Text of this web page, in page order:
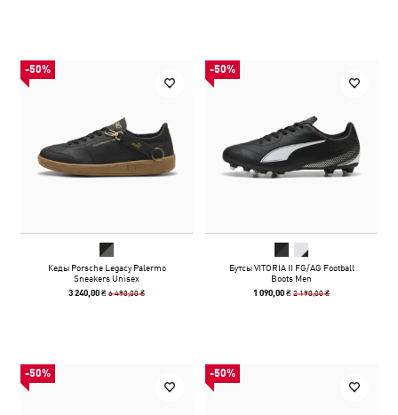
-50%
Кеды Porsche Legacy Palermo
Sneakers Unisex
3 240,00 ₴6 490,00 ₴
-50%
Бутсы VITORIA II FG/AG Football
Boots Men
1 090,00 ₴2 190,00 ₴
-50% -50%